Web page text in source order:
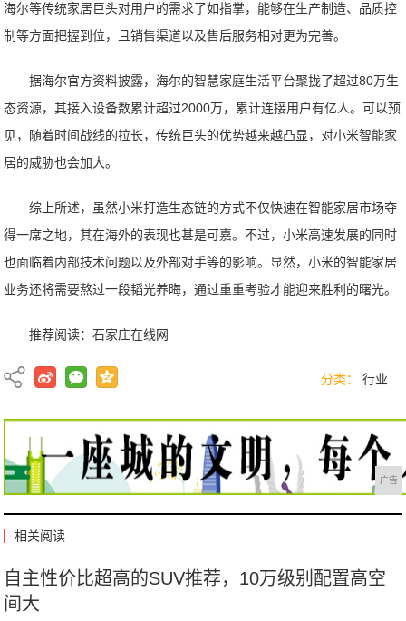
海尔等传统家居巨头对用户的需求了如指掌，能够在生产制造、品质控
制等方面把握到位，且销售渠道以及售后服务相对更为完善。
据海尔官方资料披露，海尔的智慧家庭生活平台聚拢了超过80万生
态资源，其接入设备数累计超过2000万，累计连接用户有亿人。可以预
见，随着时间战线的拉长，传统巨头的优势越来越凸显，对小米智能家
居的威胁也会加大。
综上所述，虽然小米打造生态链的方式不仅快速在智能家居市场夺
得一席之地，其在海外的表现也甚是可嘉。不过，小米高速发展的同时
也面临着内部技术问题以及外部对手等的影响。显然，小米的智能家居
业务还将需要熬过一段韬光养晦，通过重重考验才能迎来胜利的曙光。
推荐阅读：石家庄在线网
分类： 行业
广告
相关阅读
自主性价比超高的SUV推荐，10万级别配置高空
间大